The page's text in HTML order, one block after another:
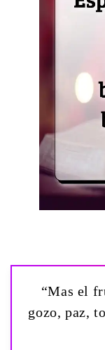
“Mas el
gozo, paz,